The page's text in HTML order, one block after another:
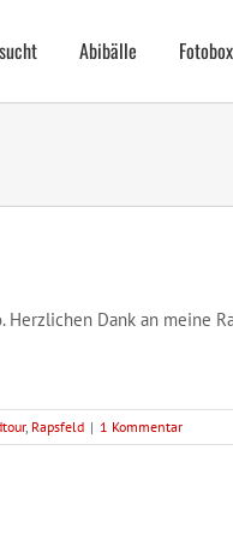
Abibälle Fotobox
Dank an meine
, Rapsfeld | 1 Kommentar